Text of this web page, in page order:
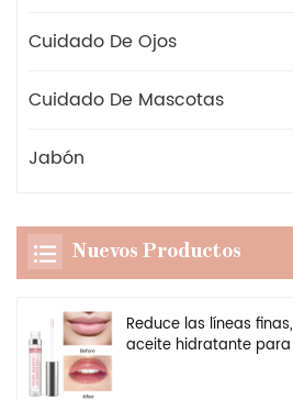
Cuidado De Ojos
Cuidado De Mascotas
Jabón
Nuevos Productos
Reduce las líneas finas,
aceite hidratante para